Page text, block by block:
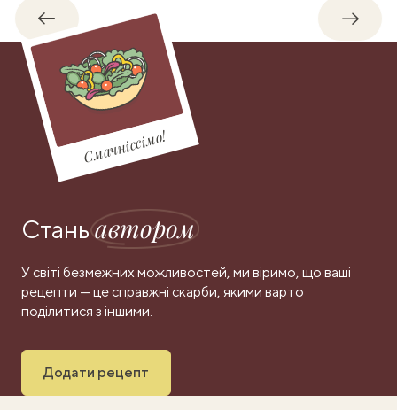
Назад
Смачніссімо!
Станьавтором
У світі безмежних можливостей, ми віримо, що ваші
рецепти — це справжні скарби, якими варто
поділитися з іншими.
Додати рецепт